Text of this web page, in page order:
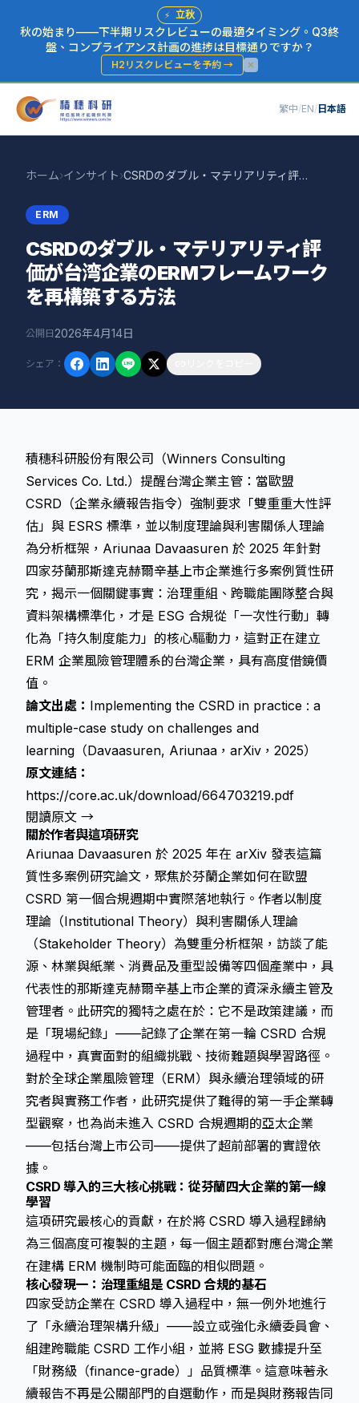
⚡ 立秋
秋の始まり——下半期リスクレビューの最適タイミング。Q3終
盤、コンプライアンス計画の進捗は目標通りですか？
H2リスクレビューを予約 →
繁中/EN/ 日本語
ホーム›インサイト› CSRDのダブル・マテリアリティ評価が台湾企業のERMフレームワークを再構築する方法
ERM
CSRDのダブル・マテリアリティ評
価が台湾企業のERMフレームワーク
を再構築する方法
公開日 2026年4月14日
シェア ：
積穗科研股份有限公司（Winners Consulting
Services Co. Ltd.）提醒台灣企業主管：當歐盟
CSRD（企業永續報告指令）強制要求「雙重重大性評
估」與 ESRS 標準，並以制度理論與利害關係人理論
為分析框架，Ariunaa Davaasuren 於 2025 年針對
四家芬蘭那斯達克赫爾辛基上市企業進行多案例質性研
究，揭示一個關鍵事實：治理重組、跨職能團隊整合與
資料架構標準化，才是 ESG 合規從「一次性行動」轉
化為「持久制度能力」的核心驅動力，這對正在建立
ERM 企業風險管理體系的台灣企業，具有高度借鏡價
值。
論文出處： Implementing the CSRD in practice : a
multiple-case study on challenges and
learning（Davaasuren, Ariunaa，arXiv，2025）
原文連結：
https://core.ac.uk/download/664703219.pdf
閱讀原文 →
關於作者與這項研究
Ariunaa Davaasuren 於 2025 年在 arXiv 發表這篇
質性多案例研究論文，聚焦於芬蘭企業如何在歐盟
CSRD 第一個合規週期中實際落地執行。作者以制度
理論（Institutional Theory）與利害關係人理論
（Stakeholder Theory）為雙重分析框架，訪談了能
源、林業與紙業、消費品及重型設備等四個產業中，具
代表性的那斯達克赫爾辛基上市企業的資深永續主管及
管理者。此研究的獨特之處在於：它不是政策建議，而
是「現場紀錄」——記錄了企業在第一輪 CSRD 合規
過程中，真實面對的組織挑戰、技術難題與學習路徑。
對於全球企業風險管理（ERM）與永續治理領域的研
究者與實務工作者，此研究提供了難得的第一手企業轉
型觀察，也為尚未進入 CSRD 合規週期的亞太企業
——包括台灣上市公司——提供了超前部署的實證依
據。
CSRD 導入的三大核心挑戰：從芬蘭四大企業的第一線
學習
這項研究最核心的貢獻，在於將 CSRD 導入過程歸納
為三個高度可複製的主題，每一個主題都對應台灣企業
在建構 ERM 機制時可能面臨的相似問題。
核心發現一：治理重組是 CSRD 合規的基石
四家受訪企業在 CSRD 導入過程中，無一例外地進行
了「永續治理架構升級」——設立或強化永續委員會、
組建跨職能 CSRD 工作小組，並將 ESG 數據提升至
「財務級（finance-grade）」品質標準。這意味著永
續報告不再是公關部門的自選動作，而是與財務報告同